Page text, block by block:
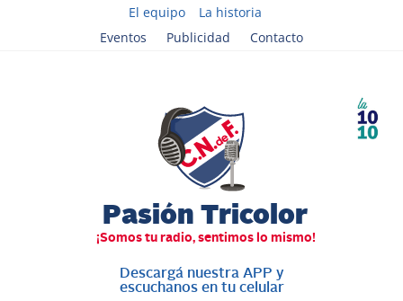
El equipo
La historia
Eventos
Publicidad Contacto
Descargá nuestra APP y
escuchanos en tu celular